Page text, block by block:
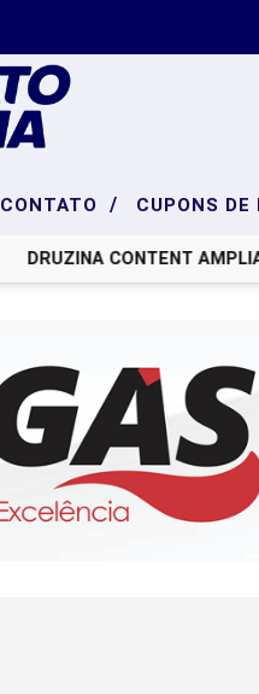
CONTATO / CUPONS DE
DRUZINA CONTENT